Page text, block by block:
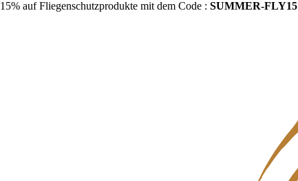
15% auf Fliegenschutzprodukte mit dem Code : SUMMER-FLY15